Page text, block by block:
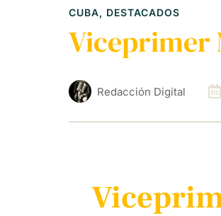
CUBA, DESTACADOS
Viceprimer
Redacción Digital